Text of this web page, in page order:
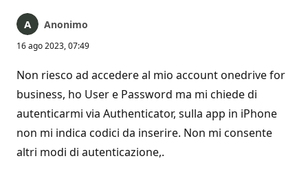
Anonimo
16 ago 2023, 07:49
Non riesco ad accedere al mio account onedrive for
business, ho User e Password ma mi chiede di
autenticarmi via Authenticator, sulla app in iPhone
non mi indica codici da inserire. Non mi consente
altri modi di autenticazione,.